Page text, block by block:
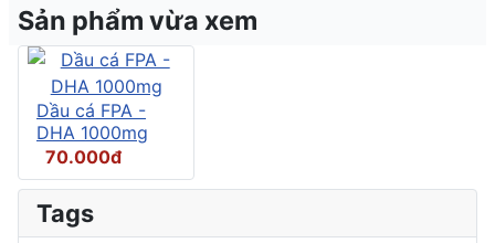
Sản phẩm vừa xem
Dầu cá FPA -
DHA 1000mg
70.000đ
Tags